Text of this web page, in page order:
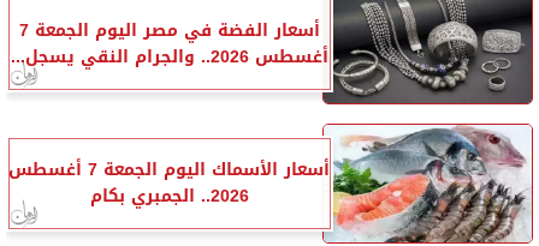
أسعار الفضة في مصر اليوم الجمعة 7
أغسطس 2026.. والجرام النقي يسجل...
أسعار الأسماك اليوم الجمعة 7 أغسطس
2026.. الجمبري بكام